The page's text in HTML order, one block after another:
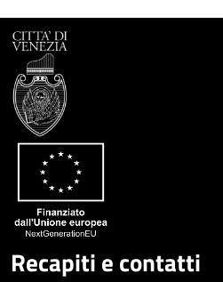
Recapiti e contatti